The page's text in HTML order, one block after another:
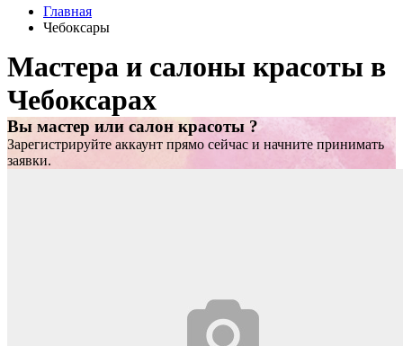
Главная
Чебоксары
Мастера и салоны красоты в
Чебоксарах
Вы мастер или салон красоты ?
Зарегистрируйте аккаунт прямо сейчас и начните принимать
заявки.